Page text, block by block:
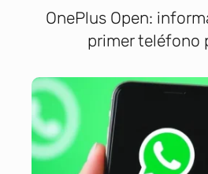
OnePlus Open:
primer teléfono